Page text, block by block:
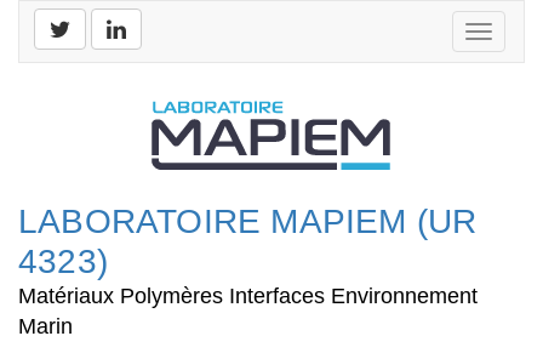
Toggle
LABORATOIRE MAPIEM (UR
4323)
Matériaux Polymères Interfaces Environnement
Marin